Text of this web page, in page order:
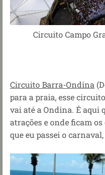
Circuito Campo
Circuito Barra-Ondina
para a praia, esse
vai até a Ondina. É aqui
atrações e onde ficam
que eu passei o